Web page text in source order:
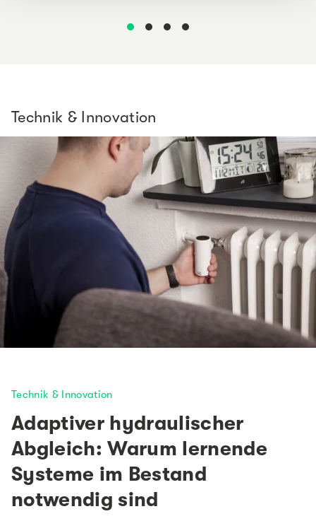
Technik & Innovation
Technik & Innovation
Adaptiver hydraulischer
Abgleich: Warum lernende
Systeme im Bestand
notwendig sind